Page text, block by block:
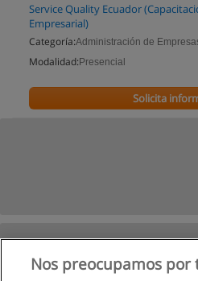
Service Quality Ecuador
Empresarial)
Categoría:Administración de
Modalidad: Presencial
Solicita
Nos preocupamos